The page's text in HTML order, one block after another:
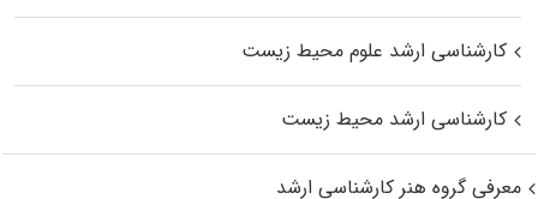
کارشناسی ارشد علوم محیط‌ زیست
کارشناسی ارشد محیط زیست
معرفی گروه هنر کارشناسی ارشد